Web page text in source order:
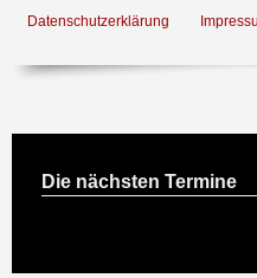
Datenschutzerklärung
Die nächsten Termine